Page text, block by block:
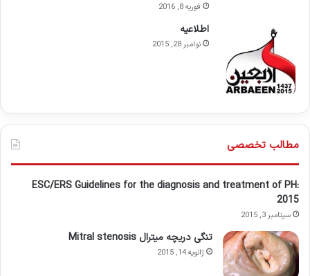
فوریه 8, 2016
اطلاعيه
نوامبر 28, 2015
مطالب تخصصی
ESC/ERS Guidelines for the diagnosis and treatment of PH:
2015
سپتامبر 3, 2015
تنگی دریچه میترال Mitral stenosis
ژانویه 14, 2015